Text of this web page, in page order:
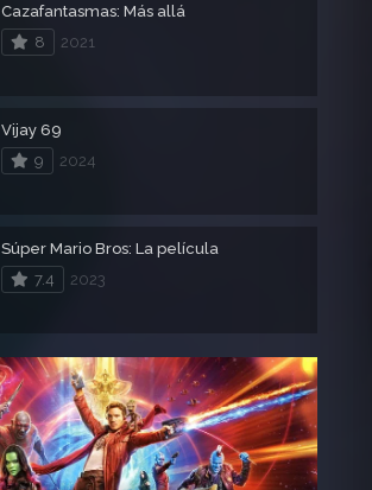
Cazafantasmas: Más allá
8
2021
Vijay 69
9
2024
Súper Mario Bros: La película
7.4
2023